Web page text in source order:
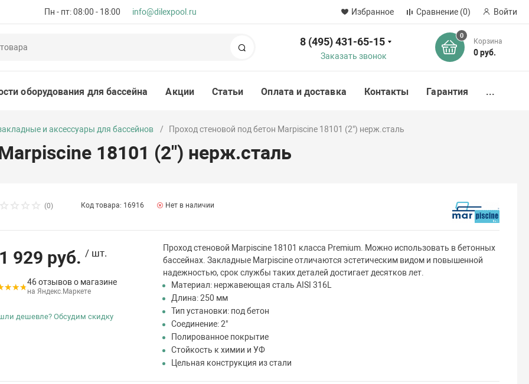
Пн - пт: 08:00 - 18:00 info@dilexpool.ru Избранное Сравнение (0) Войти
8 (495) 431-65-15
Заказать звонок
0
Корзина
0 руб.
оборудования для бассейна Акции Статьи Оплата и доставка Контакты Гарантия ...
и аксессуары для бассейнов Проход стеновой под бетон Marpiscine 18101 (2") нерж.сталь
18101 (2") нерж.сталь
(0) Код товара: 16916 Нет в наличии
929 руб. / шт.
46 отзывов о магазине
на Яндекс.Маркете
дешевле? Обсудим скидку
Проход стеновой Marpiscine 18101 класса Premium. Можно использовать в бетонных
бассейнах. Закладные Marpiscine отличаются эстетическим видом и повышенной
надежностью, срок службы таких деталей достигает десятков лет.
Материал: нержавеющая сталь AISI 316L
Длина: 250 мм
Тип установки: под бетон
Соединение: 2"
Полированное покрытие
Стойкость к химии и УФ
Цельная конструкция из стали